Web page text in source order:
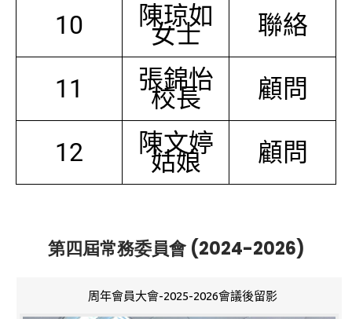
10 陳琼如
女士 聯絡
11 張錦怡
校長 顧問
12 陳文婷
姑娘 顧問
第四屆常務委員會 (2024-2026)
周年會員大會-2025-2026會議後留影